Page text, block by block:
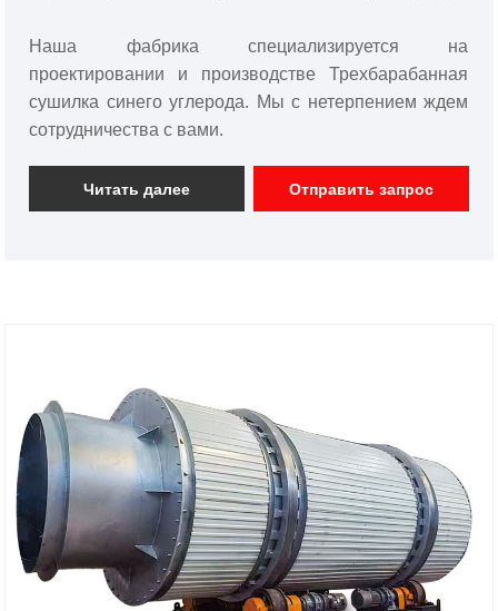
Наша фабрика специализируется на
проектировании и производстве Трехбарабанная
сушилка синего углерода. Мы с нетерпением ждем
сотрудничества с вами.
Читать далее Отправить запрос